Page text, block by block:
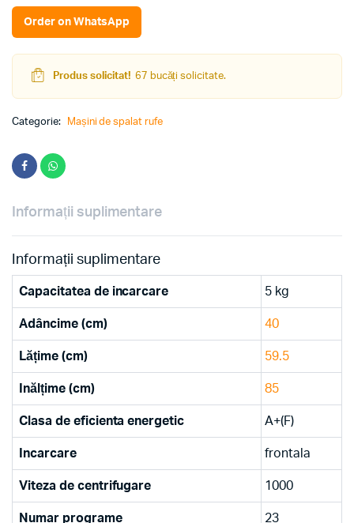
(White)
quantity
Order on WhatsApp
Produs solicitat! 67 bucăți solicitate.
Categorie: Mașini de spalat rufe
Informații suplimentare
Informații suplimentare
Capacitatea de incarcare 5 kg
Adâncime (cm) 40
Lățime (cm) 59.5
Inălțime (cm) 85
Clasa de eficienta energetic A+(F)
Incarcare frontala
Viteza de centrifugare 1000
Numar programe 23